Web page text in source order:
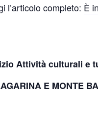
l’articolo completo: È
Attività culturali e
E MONTE